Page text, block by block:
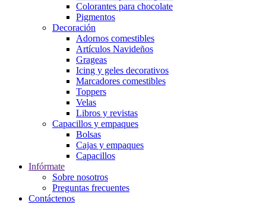
Colorantes para chocolate
Pigmentos
Decoración
Adornos comestibles
Artículos Navideños
Grageas
Icing y geles decorativos
Marcadores comestibles
Toppers
Velas
Libros y revistas
Capacillos y empaques
Bolsas
Cajas y empaques
Capacillos
Infórmate
Sobre nosotros
Preguntas frecuentes
Contáctenos